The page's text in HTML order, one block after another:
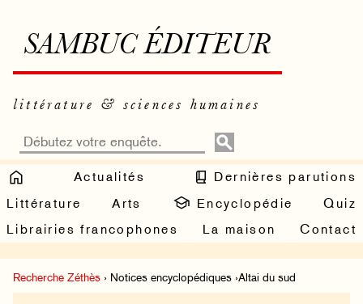
SAMBUC ÉDITEUR
littérature & sciences humaines
Actualités
Dernières parutions
Littérature
Arts Encyclopédie
Quiz
Librairies francophones
La maison Contact
Recherche Zéthès › Notices encyclopédiques ›Altai du sud